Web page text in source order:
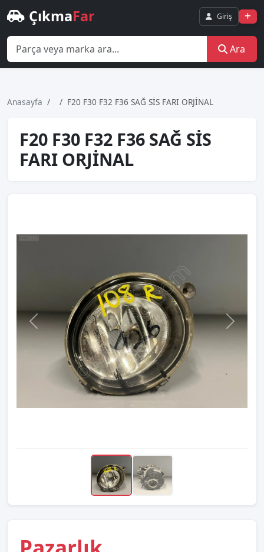
ÇıkmaFar Giriş
Ara
Anasayfa F20 F30 F32 F36 SAĞ SİS FARI ORJİNAL
F20 F30 F32 F36 SAĞ SİS
FARI ORJİNAL